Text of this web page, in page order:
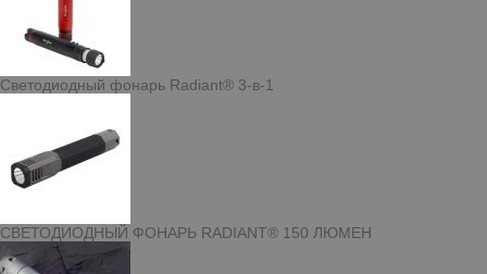
Светодиодный фонарь Radiant® 3-в-1
СВЕТОДИОДНЫЙ ФОНАРЬ RADIANT® 150 ЛЮМЕН